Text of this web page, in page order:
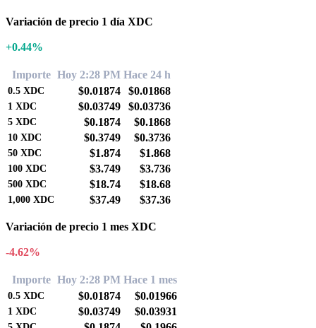
Variación de precio 1 día XDC
+0.44%
Importe Hoy 2:28 PM Hace 24 h
0.5 XDC $0.01874 $0.01868
1 XDC $0.03749 $0.03736
5 XDC $0.1874 $0.1868
10 XDC $0.3749 $0.3736
50 XDC $1.874 $1.868
100 XDC $3.749 $3.736
500 XDC $18.74 $18.68
1,000 XDC $37.49 $37.36
Variación de precio 1 mes XDC
-4.62%
Importe Hoy 2:28 PM Hace 1 mes
0.5 XDC $0.01874 $0.01966
1 XDC $0.03749 $0.03931